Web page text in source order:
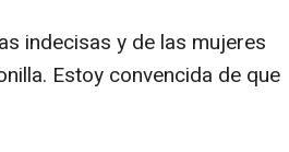
indecisas y de las mujeres
Estoy convencida de que